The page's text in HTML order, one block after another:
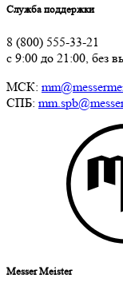
Служба поддержки
8 (800) 555-33-21
с 9:00 до 21:00, без
МСК:
СПБ:
Messer Meister